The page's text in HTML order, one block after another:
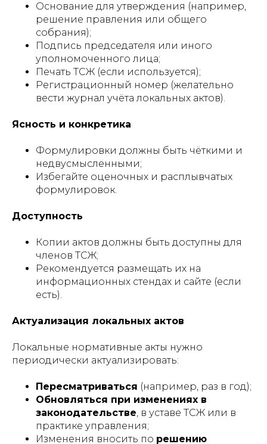
Основание для утверждения (например,
решение правления или общего
собрания);
Подпись председателя или иного
уполномоченного лица;
Печать ТСЖ (если используется);
Регистрационный номер (желательно
вести журнал учёта локальных актов).
Ясность и конкретика
Формулировки должны быть чёткими и
недвусмысленными;
Избегайте оценочных и расплывчатых
формулировок.
Доступность
Копии актов должны быть доступны для
членов ТСЖ;
Рекомендуется размещать их на
информационных стендах и сайте (если
есть).
Актуализация локальных актов
Локальные нормативные акты нужно
периодически актуализировать:
Пересматриваться (например, раз в год);
Обновляться при изменениях в
законодательстве, в уставе ТСЖ или в
практике управления;
Изменения вносить по решению